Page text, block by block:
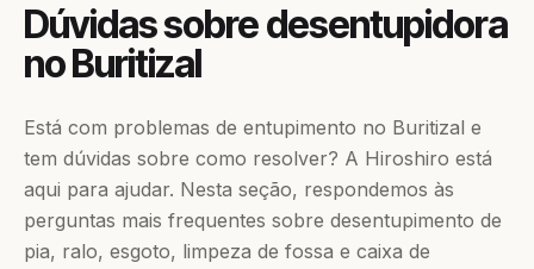
Dúvidas sobre desentupidora
no Buritizal
Está com problemas de entupimento no Buritizal e
tem dúvidas sobre como resolver? A Hiroshiro está
aqui para ajudar. Nesta seção, respondemos às
perguntas mais frequentes sobre desentupimento de
pia, ralo, esgoto, limpeza de fossa e caixa de